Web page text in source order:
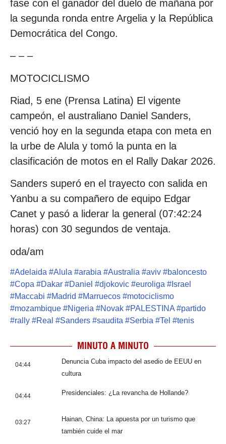
fase con el ganador del duelo de mañana por
la segunda ronda entre Argelia y la República
Democrática del Congo.
– – –
MOTOCICLISMO
Riad, 5 ene (Prensa Latina) El vigente
campeón, el australiano Daniel Sanders,
venció hoy en la segunda etapa con meta en
la urbe de Alula y tomó la punta en la
clasificación de motos en el Rally Dakar 2026.
Sanders superó en el trayecto con salida en
Yanbu a su compañero de equipo Edgar
Canet y pasó a liderar la general (07:42:24
horas) con 30 segundos de ventaja.
oda/am
#Adelaida #Alula #arabia #Australia #aviv #baloncesto
#Copa #Dakar #Daniel #djokovic #euroliga # Israel
#Maccabi #Madrid #Marruecos #motociclismo
#mozambique #Nigeria #Novak #PALESTINA #partido
#rally #Real #Sanders #saudita #Serbia #Tel #tenis
MINUTO A MINUTO
04:44
Denuncia Cuba impacto del asedio de EEUU en
cultura
04:44 Presidenciales: ¿La revancha de Hollande?
03:27
Hainan, China: La apuesta por un turismo que
también cuide el mar